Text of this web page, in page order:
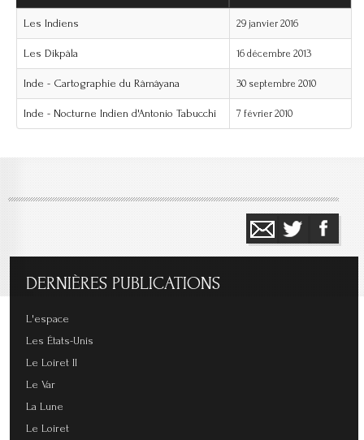
Les Indiens 29 janvier 2016
Les Dikpâla 16 décembre 2013
Inde - Cartographie du Râmâyana 30 septembre 2010
Inde - Nocturne Indien d'Antonio Tabucchi 7 février 2010
DERNIÈRES PUBLICATIONS
L'espace
Les États-Unis
Le Loiret II
Le Var
La Lune
Le Loiret